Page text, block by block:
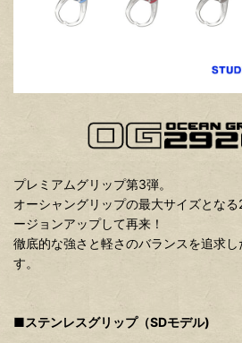
プレミアムグリップ第3弾。
オーシャングリップの最大サイズとな
ージョンアップして再来！
徹底的な強さと軽さのバランスを追求
す。
■ステンレスグリップ（SDモデル)